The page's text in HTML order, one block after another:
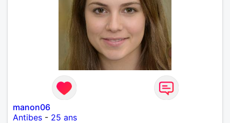
manon06
Antibes - 25 ans